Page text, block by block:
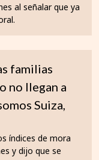
al señalar que ya
familias
no llegan a
Suiza,
índices de mora
y dijo que se